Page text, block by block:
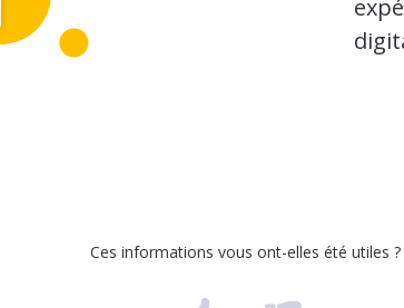
Ces informations vous ont-elles été utiles ?